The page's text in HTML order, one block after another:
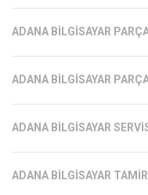
ADANA BILGISAYAR
ADANA BILGISAYAR
ADANA BILGISAYAR
ADANA BILGISAYAR